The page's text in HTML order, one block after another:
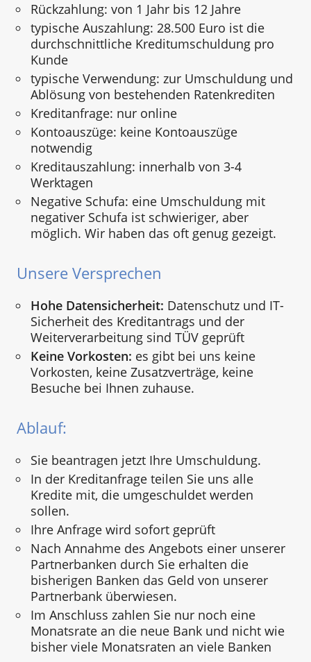
Rückzahlung: von 1 Jahr bis 12 Jahre
typische Auszahlung: 28.500 Euro ist die
durchschnittliche Kreditumschuldung pro
Kunde
typische Verwendung: zur Umschuldung und
Ablösung von bestehenden Ratenkrediten
Kreditanfrage: nur online
Kontoauszüge: keine Kontoauszüge
notwendig
Kreditauszahlung: innerhalb von 3-4
Werktagen
Negative Schufa: eine Umschuldung mit
negativer Schufa ist schwieriger, aber
möglich. Wir haben das oft genug gezeigt.
Unsere Versprechen
Hohe Datensicherheit: Datenschutz und IT-
Sicherheit des Kreditantrags und der
Weiterverarbeitung sind TÜV geprüft
Keine Vorkosten: es gibt bei uns keine
Vorkosten, keine Zusatzverträge, keine
Besuche bei Ihnen zuhause.
Ablauf:
Sie beantragen jetzt Ihre Umschuldung.
In der Kreditanfrage teilen Sie uns alle
Kredite mit, die umgeschuldet werden
sollen.
Ihre Anfrage wird sofort geprüft
Nach Annahme des Angebots einer unserer
Partnerbanken durch Sie erhalten die
bisherigen Banken das Geld von unserer
Partnerbank überwiesen.
Im Anschluss zahlen Sie nur noch eine
Monatsrate an die neue Bank und nicht wie
bisher viele Monatsraten an viele Banken